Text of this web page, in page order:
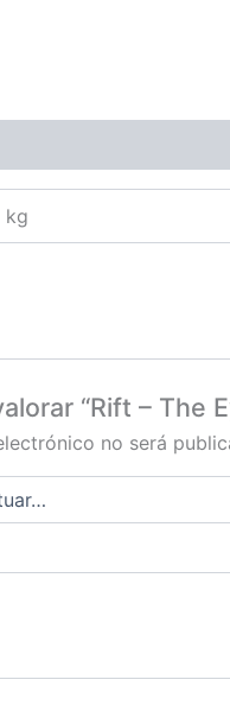
kg
“Rift – The
no será